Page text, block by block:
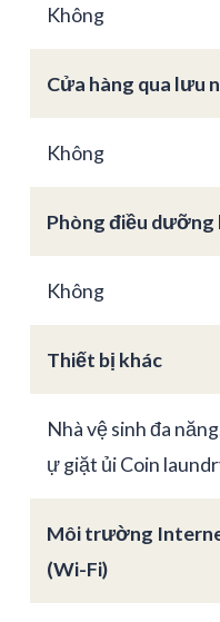
Không
Cửa hàng qua lưu
Không
Phòng điều dưỡng
Không
Thiết bị khác
Nhà vệ sinh đa
ự giặt ủi Coin
Môi trường
(Wi-Fi)